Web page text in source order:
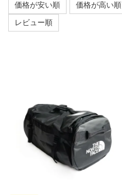
価格が安い順
価格が高い順
レビュー順